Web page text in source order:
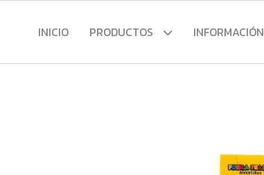
INICIO PRODUCTOS INFORMACIÓN